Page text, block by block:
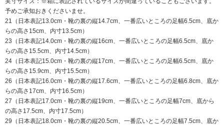
予めご承知おきくださいませ。
21（日本表記13.0cm・靴の裏の縦14.7cm、一番広いところの足幅6.5cm、底か
らの高さ15cm、内寸13.5cm）
23（日本表記14.0cm・靴の裏の縦16cm、一番広いところの足幅6.5cm、底か
らの高さ15.5cm、内寸14.5cm）
24（日本表記15.0cm・靴の裏の縦17cm、一番広いところの足幅6.5cm、底か
らの高さ15.9cm、内寸15.5cm）
26（日本表記16.0cm・靴の裏の縦17.6cm、一番広いところの足幅6.8cm、底か
らの高さ17cm、内寸16.5cm）
27（日本表記17.0cm・靴の裏の縦19cm、一番広いところの足幅7cm、底から
の高さ17.5cm、内寸17.5cm）
29（日本表記18.0cm・靴の裏の縦20.5cm、一番広いところの足幅7.5cm、底か